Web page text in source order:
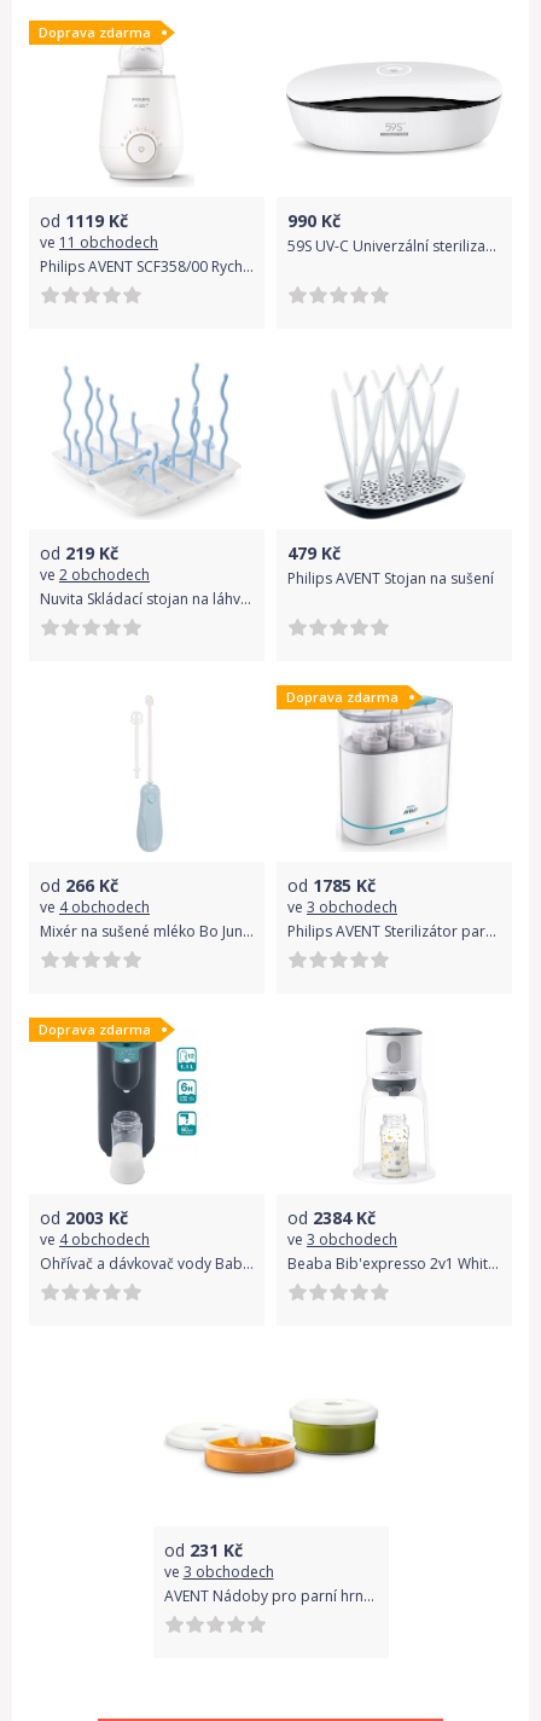
Doprava zdarma
od 1119 Kč
ve 11 obchodech
Philips AVENT SCF358/00 Rychlý ohřívač lahví
990 Kč
59S UV-C Univerzální sterilizační box S1
od 219 Kč
ve 2 obchodech
Nuvita Skládací stojan na láhve, Pastel blue
479 Kč
Philips AVENT Stojan na sušení
od 266 Kč
ve 4 obchodech
Mixér na sušené mléko Bo Jungle B-Powder Mixer Blue 2021
Doprava zdarma
od 1785 Kč
ve 3 obchodech
Philips AVENT Sterilizátor parní elektrický 3 v 1
Doprava zdarma
od 2003 Kč
ve 4 obchodech
Ohřívač a dávkovač vody Babymoov Milky Now
od 2384Kč
ve 3 obchodech
Beaba Bib'expresso 2v1 White Grey
od 231 Kč
ve 3 obchodech
AVENT Nádoby pro parní hrnec s mixérem 4 v 1 SCF875